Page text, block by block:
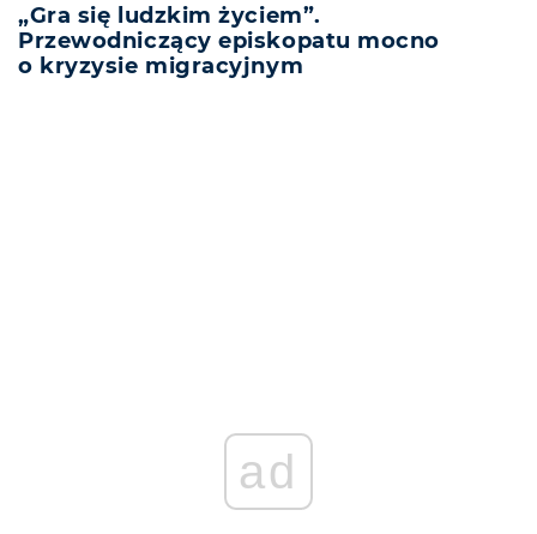
„Gra się ludzkim życiem”.
Przewodniczący episkopatu mocno
o kryzysie migracyjnym